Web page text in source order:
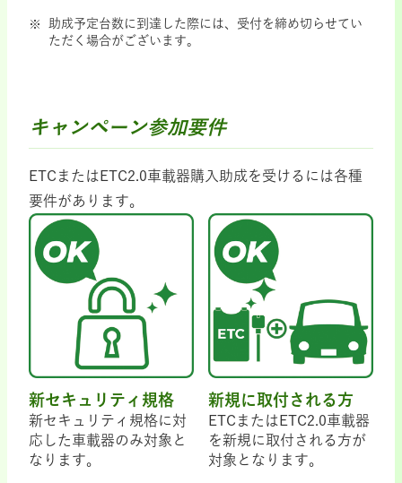
助成予定台数に到達した際には、受付を締め切らせてい
ただく場合がございます。
キャンペーン参加要件
ETCまたはETC2.0車載器購入助成を受けるには各種
要件があります。
新セキュリティ規格
新セキュリティ規格に対
応した車載器のみ対象と
なります。
新規に取付される方
ETCまたはETC2.0車載器
を新規に取付される方が
対象となります。